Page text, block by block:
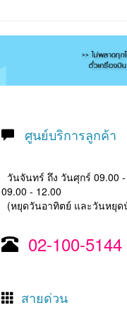
ศูนย์บริการลูกค้า
วันจันทร์ ถึง วันศุกร์ 09.00
09.00 - 12.00
(หยุดวันอาทิตย์ และวันหยุ
02-100-5144
สายด่วน